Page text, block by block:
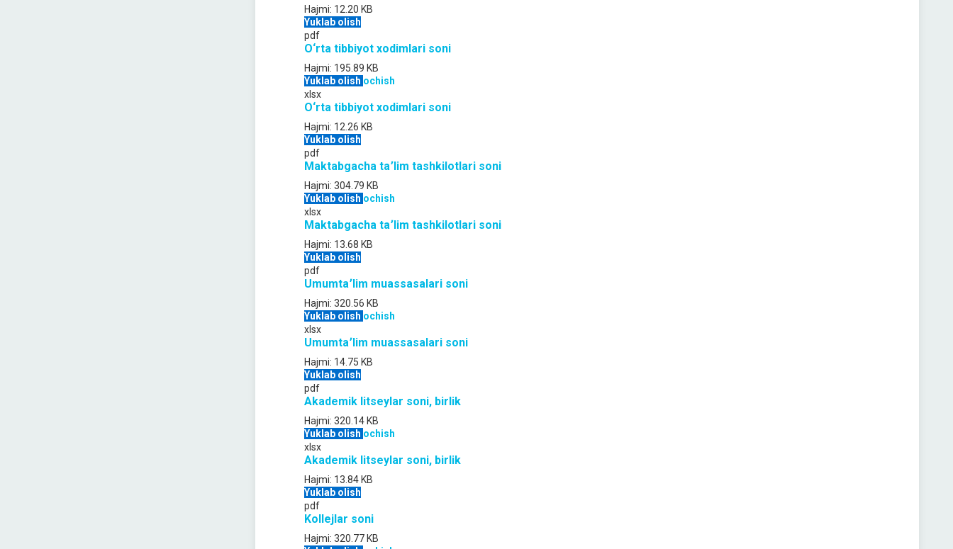
Hajmi: 12.20 KB
Yuklab olish
pdf
O‘rta tibbiyot xodimlari soni
Hajmi: 195.89 KB
Yuklab olish ochish
xlsx
O‘rta tibbiyot xodimlari soni
Hajmi: 12.26 KB
Yuklab olish
pdf
Maktabgacha ta՚lim tashkilotlari soni
Hajmi: 304.79 KB
Yuklab olish ochish
xlsx
Maktabgacha ta՚lim tashkilotlari soni
Hajmi: 13.68 KB
Yuklab olish
pdf
Umumta՚lim muassasalari soni
Hajmi: 320.56 KB
Yuklab olish ochish
xlsx
Umumta՚lim muassasalari soni
Hajmi: 14.75 KB
Yuklab olish
pdf
Akademik litseylar soni, birlik
Hajmi: 320.14 KB
Yuklab olish ochish
xlsx
Akademik litseylar soni, birlik
Hajmi: 13.84 KB
Yuklab olish
pdf
Kollejlar soni
Hajmi: 320.77 KB